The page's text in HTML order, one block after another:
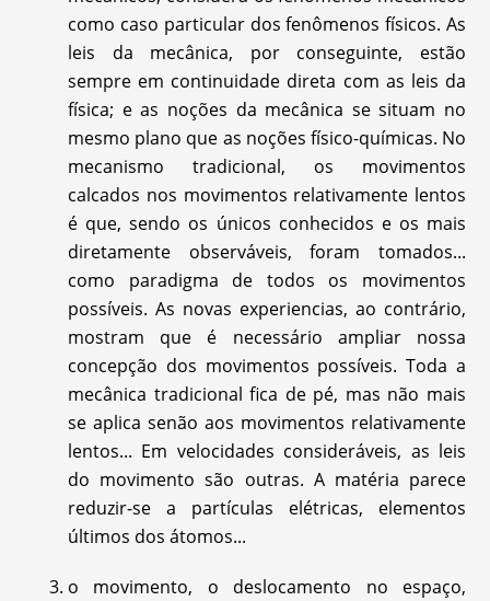
como caso particular dos fenômenos físicos. As
leis da mecânica, por conseguinte, estão
sempre em continuidade direta com as leis da
física; e as noções da mecânica se situam no
mesmo plano que as noções físico-químicas. No
mecanismo tradicional, os movimentos
calcados nos movimentos relativamente lentos
é que, sendo os únicos conhecidos e os mais
diretamente observáveis, foram tomados...
como paradigma de todos os movimentos
possíveis. As novas experiencias, ao contrário,
mostram que é necessário ampliar nossa
concepção dos movimentos possíveis. Toda a
mecânica tradicional fica de pé, mas não mais
se aplica senão aos movimentos relativamente
lentos... Em velocidades consideráveis, as leis
do movimento são outras. A matéria parece
reduzir-se a partículas elétricas, elementos
últimos dos átomos...
o movimento, o deslocamento no espaço,